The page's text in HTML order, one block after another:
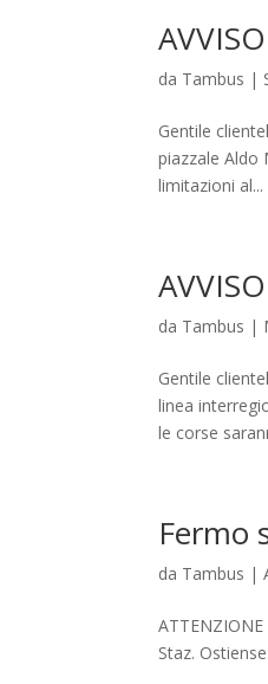
da Tambus |
Gentile
piazzale Aldo
limitazioni al...
da Tambus |
Gentile
linea
le corse
Fermo
da Tambus |
Staz.